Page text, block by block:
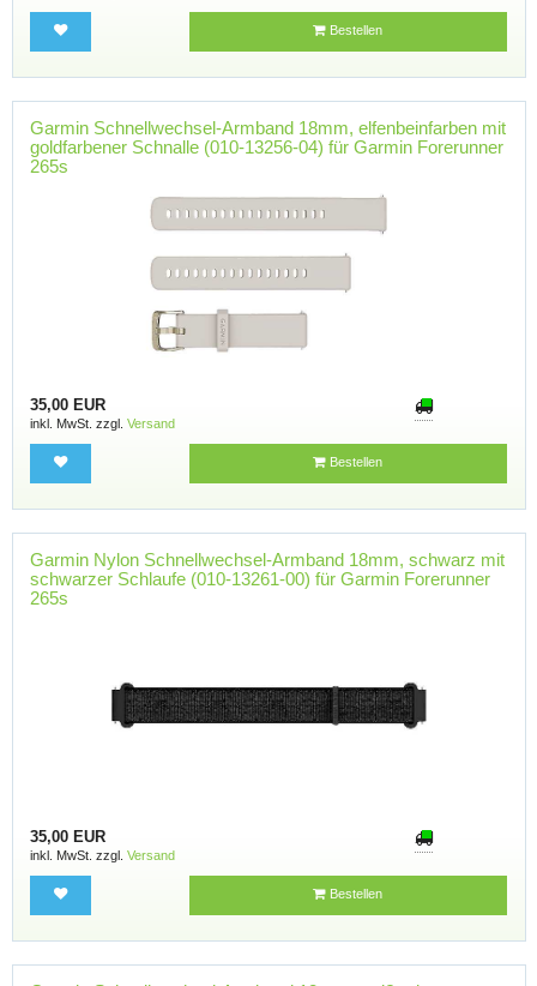
Bestellen
Garmin Schnellwechsel-Armband 18mm, elfenbeinfarben mit
goldfarbener Schnalle (010-13256-04) für Garmin Forerunner
265s
35,00 EUR
inkl. MwSt. zzgl. Versand
Bestellen
Garmin Nylon Schnellwechsel-Armband 18mm, schwarz mit
schwarzer Schlaufe (010-13261-00) für Garmin Forerunner
265s
35,00 EUR
inkl. MwSt. zzgl. Versand
Bestellen